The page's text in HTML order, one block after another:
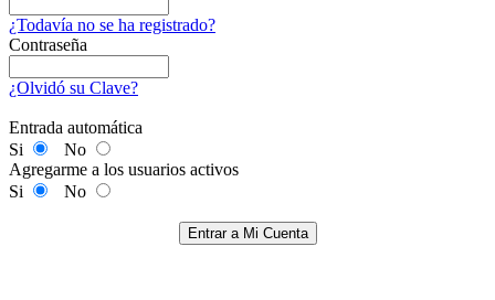
¿Todavía no se ha registrado?
Contraseña
¿Olvidó su Clave?
Entrada automática
Si
No
Agregarme a los usuarios activos
Si
No
Entrar a Mi Cuenta